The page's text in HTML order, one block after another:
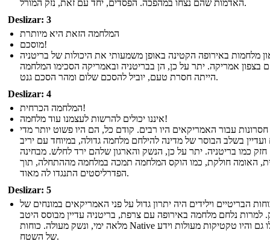
האדמות שהם נצחו במהפכה. הפסדים, יחד עם זאת, נזק המורל.
Deslizar: 3
המלחמה הזאת היא מיותרת
מוסכם!
מלחמות באירופה הקטינה באופן משמעותי את היכולות של בריטניה
בצפון אמריקה. יתר על כן, הן בבריטניה ובאמריקה הסכימו המלחמה
הייתה חסרת טעם, יוביל להסכם שלום ומהר הסכם גנט.
Deslizar: 4
המלחמה הכרחית!
איננו יכולים להרשות לעצמנו עוד מלחמה!
חסרונות עבור האמריקאים היו רבים. קודם כל, הם היו פשוט יותר מדי
ועדיין בשלב הבוסר של מדינה להילחם מלחמה גדולה, במיוחד עם יריב
חזק כמו בריטניה. יתר על כן, הנשק והארגון שלהם ירד לחלש. מבחינה
האומה חולקת, כמו הוקס המלחמה תמכה במלחמה מההתחלה, תוך
הפדרליסטים התנגדו לה מאוד.
Deslizar: 5
הבריטיים וילידים היה יתרון גדול על פני האמריקאים במונחים של
למרות נלחם מלחמה באירופה עם צרפת, בריטניה עדיין מבוסס היטב
מלאה ימי, ונשק מעולה. כוחות Native הובלו גם והיו טקטיקות מעולות וידע
של השטח.